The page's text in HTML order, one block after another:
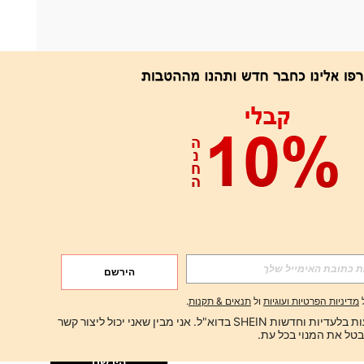
אפליקציה
הירשם
הירשם
הירשם
מדיניות הפרטיות ועוגיות ול תנאים & תקנות.
ברצוני לקבל הצעות בלעדיות וחדשות SHEIN בדוא"ל. אני מבין שאני יכול ליצור קשר